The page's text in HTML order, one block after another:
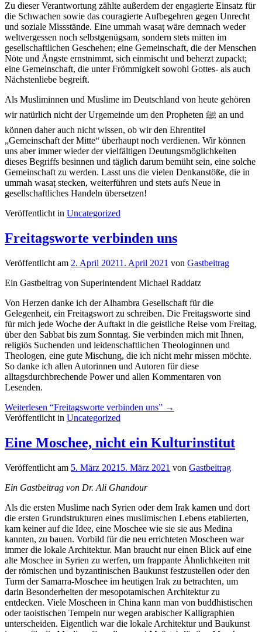
Zu dieser Verantwortung zählte außerdem der engagierte Einsatz für
die Schwachen sowie das couragierte Aufbegehren gegen Unrecht
und soziale Missstände. Eine ummah wasaṭ wäre demnach weder
weltvergessen noch selbstgenügsam, sondern stets mitten im
gesellschaftlichen Geschehen; eine Gemeinschaft, die der Menschen
Nöte und Ängste ernstnimmt, sich einmischt und beherzt zupackt;
eine Gemeinschaft, die unter Frömmigkeit sowohl Gottes- als auch
Nächstenliebe begreift.
Als Musliminnen und Muslime im Deutschland von heute gehören
wir natürlich nicht der Urgemeinde um den Propheten ﷺ an und
können daher auch nicht wissen, ob wir den Ehrentitel
„Gemeinschaft der Mitte“ überhaupt noch verdienen. Wir können
uns aber immer wieder der vielfältigen Deutungsmöglichkeiten
dieses Begriffs besinnen und täglich darum bemüht sein, eine solche
Gemeinschaft zu werden. Lasst uns die vielen Denkanstöße, die in
ummah wasaṭ stecken, weiterführen und stets aufs Neue in
gesellschaftliches Handeln übersetzen!
Veröffentlicht in Uncategorized
Freitagsworte verbinden uns
Veröffentlicht am 2. April 20211. April 2021 von Gastbeitrag
Ein Gastbeitrag von Superintendent Michael Raddatz
Von Herzen danke ich der Alhambra Gesellschaft für die
Gelegenheit, ein Freitagswort zu schreiben. Die Freitagsworte sind
für mich jede Woche der Auftakt in die geistliche Reise vom Freitag,
über den Sabbat bis zum Sonntag. Sie verbinden mich mit Ihnen,
religiös Suchenden und leidenschaftlichen Theologinnen und
Theologen, eine gute Mischung, die ich nicht mehr missen möchte.
So danke ich allen Autorinnen und Autoren für diese
alltagsdurchbrechende Power und allen Kommentaren von
Lesenden.
Weiterlesen “Freitagsworte verbinden uns” →
Veröffentlicht in Uncategorized
Eine Moschee, nicht ein Kulturinstitut
Veröffentlicht am 5. März 2021 5. März 2021 von Gastbeitrag
Ein Gastbeitrag von Dr. Ali Ghandour
Als die ersten Muslime nach Syrien oder dem Irak kamen und dort
die ersten Grundstrukturen eines muslimischen Lebens etablierten,
kam keiner auf die Idee, eine Moschee wie sie sie aus Medina
kannten, zu bauen. Vorbild für die neu errichteten Moscheen war
immer die lokale Architektur. Man braucht nur einen Blick auf eine
alte Moschee in Syrien zu werfen, um frappante Ähnlichkeiten mit
der römischen und byzantinischen Baukunst festzustellen oder den
Turm der Samarra-Moschee im heutigen Irak zu betrachten, um
darin Besonderheiten der mesopotamischen Architektur zu
entdecken. Viele Moscheen in China kann man von buddhistischen
oder taoistischen Tempeln nur wegen arabischer Kalligraphien
unterscheiden. Eigentlich war die lokale Architektur und Baukunst